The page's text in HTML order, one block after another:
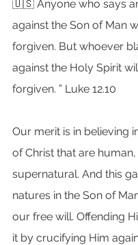
🇺🇸 Anyone who says
against the Son of Man
forgiven. But whoever
against the Holy Spirit
forgiven. ” Luke 12.10
Our merit is in believing
of Christ that are
supernatural. And this
natures in the Son of
our free will. Offending
it by crucifying Him